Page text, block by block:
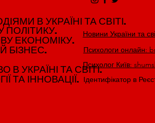
В УКРАЇНІ ТА СВІТІ.
ПОЛІТИКУ.
ЕКОНОМІКУ.
БІЗНЕС.
УКРАЇНІ ТА СВІТІ.
ТА ІННОВАЦІЇ.
В УКРАЇНІ ТА СВІТІ.
ПОЛІТИКУ.
ЕКОНОМІКУ.
БІЗНЕС.
УКРАЇНІ ТА СВІТІ.
ТА ІННОВАЦІЇ.
Новини України та
Психологи онлайн:
Психолог Київ:
Ідентифікатор в